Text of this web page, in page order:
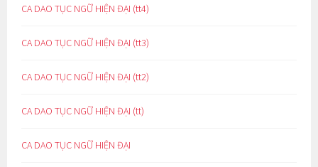
CA DAO TỤC NGỮ HIỆN ĐẠI (tt4)
CA DAO TỤC NGỮ HIỆN ĐẠI (tt3)
CA DAO TỤC NGỮ HIỆN ĐẠI (tt2)
CA DAO TỤC NGỮ HIỆN ĐẠI (tt)
CA DAO TỤC NGỮ HIỆN ĐẠI